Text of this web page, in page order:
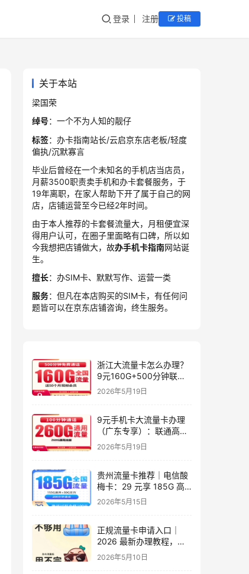
登录 注册 投稿
关于本站
梁国荣
绰号：一个不为人知的靓仔
标签：办卡指南站长/云启京东店老板/轻度
偏执/沉默寡言
毕业后曾经在一个未知名的手机店当店员，
月薪3500职责卖手机和办卡套餐服务，于
19年离职，在家人帮助下开了属于自己的网
店，店铺运营至今已经2年时间。
由于本人推荐的卡套餐流量大，月租便宜深
得用户认可，在圈子里面略有口碑，所以如
今我想把店铺做大，故办手机卡指南网站诞
生。
擅长：办SIM卡、默默写作、运营一类
服务：但凡在本店购买的SIM卡，有任何问
题皆可以在京东店铺咨询，终生服务。
浙江大流量卡怎么办理？
9元160G+500分钟联通
星屿卡
2026年5月19日
9元手机卡大流量卡办理
（广东专享）：联通高性
价比套餐实测指南
2026年5月19日
贵州流量卡推荐｜电信酸
梅卡：29 元享 185G 高
速流量 + 200 分钟，长期
2026年5月15日
正规流量卡申请入口｜
2026 最新办理教程，小
白零踩坑，附避坑技巧
2026年5月10日